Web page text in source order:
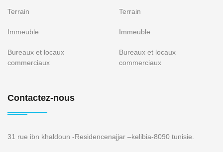
Terrain
Immeuble
Bureaux et locaux
commerciaux
Terrain
Immeuble
Bureaux et locaux
commerciaux
Contactez-nous
31 rue ibn khaldoun -Residencenajjar –kelibia-8090 tunisie.